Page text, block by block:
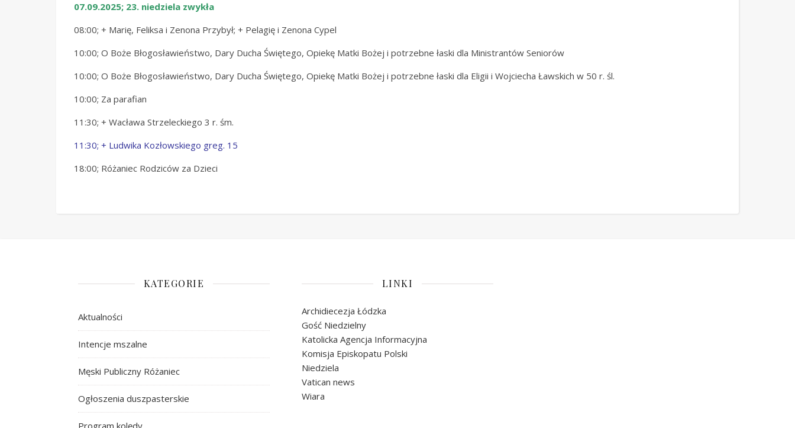
07.09.2025; 23. niedziela zwykła
08:00; + Marię, Feliksa i Zenona Przybył; + Pelagię i Zenona Cypel
10:00; O Boże Błogosławieństwo, Dary Ducha Świętego, Opiekę Matki Bożej i potrzebne łaski dla Ministrantów Seniorów
10:00; O Boże Błogosławieństwo, Dary Ducha Świętego, Opiekę Matki Bożej i potrzebne łaski dla Eligii i Wojciecha Ławskich w 50 r. śl.
10:00; Za parafian
11:30; + Wacława Strzeleckiego 3 r. śm.
11:30; + Ludwika Kozłowskiego greg. 15
18:00; Różaniec Rodziców za Dzieci
KATEGORIE
Aktualności
Intencje mszalne
Męski Publiczny Różaniec
Ogłoszenia duszpasterskie
Program kolędy
LINKI
Archidiecezja Łódzka
Gość Niedzielny
Katolicka Agencja Informacyjna
Komisja Episkopatu Polski
Niedziela
Vatican news
Wiara